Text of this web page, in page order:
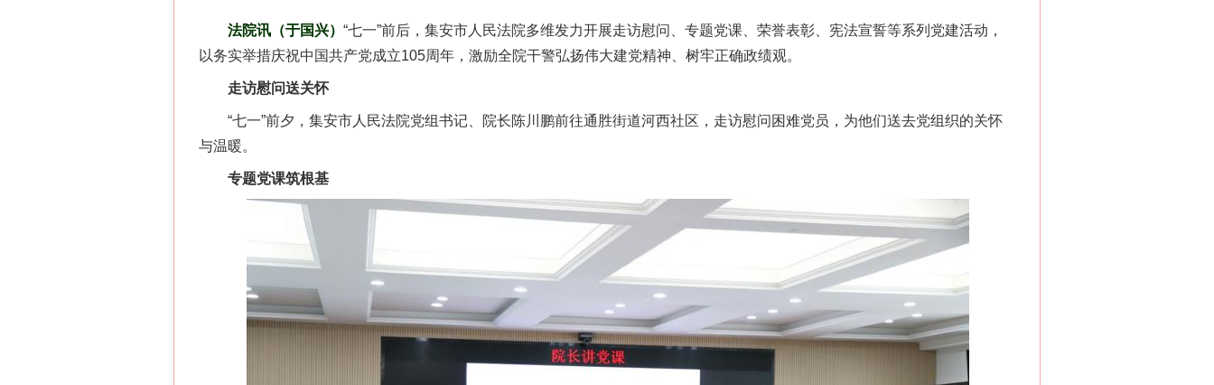
法院讯（于国兴） “七一”前后，集安市人民法院多维发力开展走访慰问、专题党课、荣誉表彰、宪法宣誓等系列党建活动，
以务实举措庆祝中国共产党成立105周年，激励全院干警弘扬伟大建党精神、树牢正确政绩观。
走访慰问送关怀
“七一”前夕，集安市人民法院党组书记、院长陈川鹏前往通胜街道河西社区，走访慰问困难党员，为他们送去党组织的关怀
与温暖。
专题党课筑根基